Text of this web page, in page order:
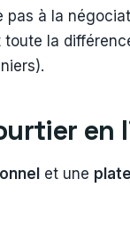
à la
la
en
et une